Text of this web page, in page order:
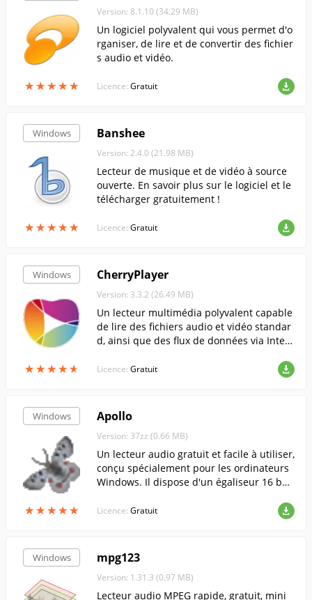
★★★★★
★★★★★
Version: 8.1.10 (34.29 MB)
Un logiciel polyvalent qui vous permet d'o
rganiser, de lire et de convertir des fichier
s audio et vidéo.
Licence: Gratuit
Windows
★★★★★
★★★★★
Banshee
Version: 2.4.0 (21.98 MB)
Lecteur de musique et de vidéo à source
ouverte. En savoir plus sur le logiciel et le
télécharger gratuitement !
Licence: Gratuit
Windows
★★★★★
★★★★★
CherryPlayer
Version: 3.3.2 (26.49 MB)
Un lecteur multimédia polyvalent capable
de lire des fichiers audio et vidéo standar
d, ainsi que des flux de données via Inter
Licence: Gratuit
Windows
★★★★★
★★★★★
Apollo
Version: 37zz (0.66 MB)
Un lecteur audio gratuit et facile à utiliser,
conçu spécialement pour les ordinateurs
Windows. Il dispose d'un égaliseur 16 ban
Licence: Gratuit
Windows mpg123
Version: 1.31.3 (0.97 MB)
Lecteur audio MPEG rapide, gratuit, mini